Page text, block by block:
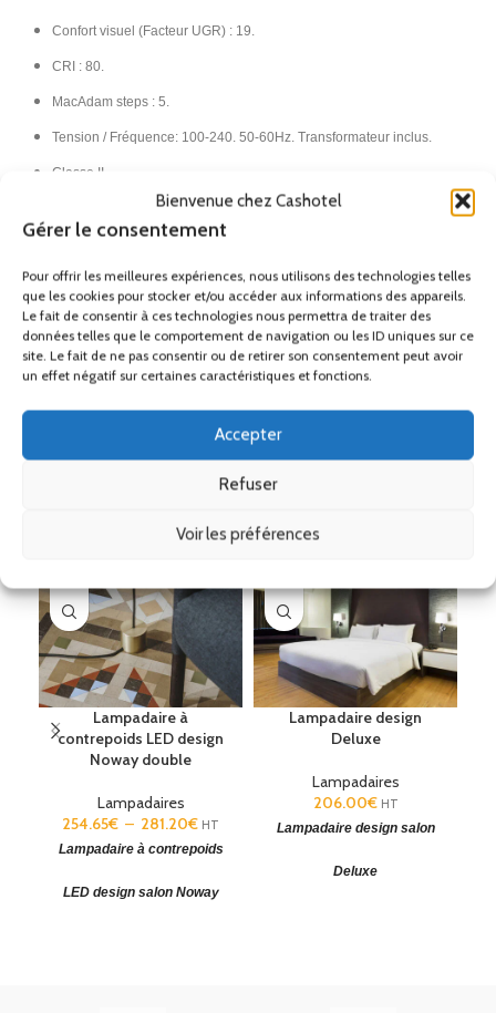
Bienvenue chez Cashotel
Gérer le consentement
Pour offrir les meilleures expériences, nous utilisons des technologies telles
que les cookies pour stocker et/ou accéder aux informations des appareils.
Le fait de consentir à ces technologies nous permettra de traiter des
données telles que le comportement de navigation ou les ID uniques sur ce
site. Le fait de ne pas consentir ou de retirer son consentement peut avoir
un effet négatif sur certaines caractéristiques et fonctions.
Accepter
Refuser
Voir les préférences
Confort visuel (Facteur UGR) : 19.
CRI : 80.
MacAdam steps : 5.
Tension / Fréquence: 100-240. 50-60Hz. Transformateur inclus.
Classe II.
Corse)
Remise
Ses accessoires
Produits similaires
Lampadaire à
contrepoids LED design
Noway double
Lampadaires
254.65€ – 281.20€ HT
Lampadaire à contrepoids
LED design salon Noway
Lampadaire design
Deluxe
Lampadaires
206.00€ HT
Lampadaire design salon
Deluxe